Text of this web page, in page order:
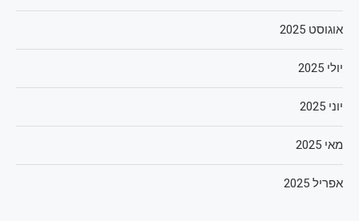
אוגוסט 2025
יולי 2025
יוני 2025
מאי 2025
אפריל 2025